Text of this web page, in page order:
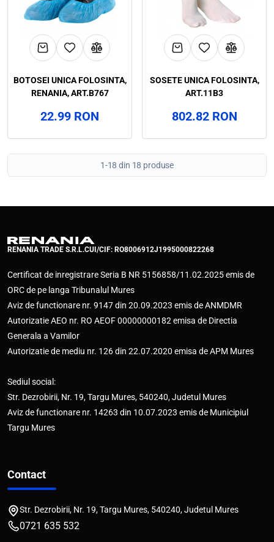
BOTOSEI UNICA FOLOSINTA,
RENANIA, ART.B767
22.99 RON
SOSETE UNICA FOLOSINTA,
ART.11B3
802.82 RON
1-18 din 18 produse
RENANIA TRADE S.R.L.CUI/CIF: RO8006912J1995000822268
Certificat de inregistrare Seria B NR 5156858/11.02.2025 emis de
ORC de pe langa Tribunalul Mures
Aviz de functionare nr. 9147 din 20.09.2023 emis de ANMDMR
Autorizatie AEO nr. RO AEOF 00000000182 emisa de Directia
Generala a Vamilor
Autorizatie de mediu nr. 126 din 22.07.2020 emisa de APM Mures
Sediul social:
Str. Dezrobirii, Nr. 19, Targu Mures, 540240, Judetul Mures
Aviz de functionare nr. 14263 din 10.07.2023 emis de Municipiul
Targu Mures
Contact
Str. Dezrobirii, Nr. 19, Targu Mures, 540240, Judetul Mures
0721 635 532